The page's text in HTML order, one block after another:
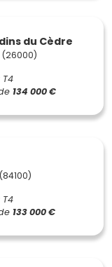
du Cèdre
T4
134 000 €
T4
133 000 €